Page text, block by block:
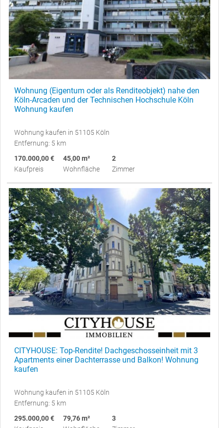
Wohnung (Eigentum oder als Renditeobjekt) nahe den
Köln-Arcaden und der Technischen Hochschule Köln
Wohnung kaufen
Wohnung kaufen in 51105 Köln
Entfernung: 5 km
170.000,00 €
Kaufpreis
45,00 m²
Wohnfläche
2
Zimmer
CITYHOUSE: Top-Rendite! Dachgeschosseinheit mit 3
Apartments einer Dachterrasse und Balkon! Wohnung
kaufen
Wohnung kaufen in 51105 Köln
Entfernung: 5 km
295.000,00 €
79,76 m²
3